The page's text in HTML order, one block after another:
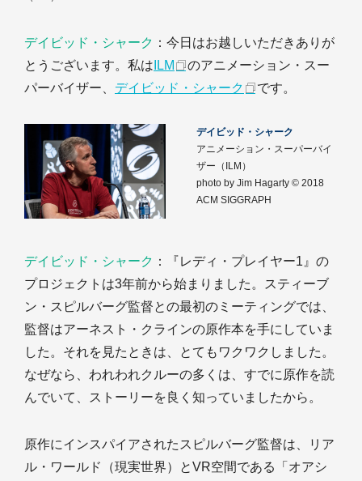
デイビッド・シャーク ：今日はお越しいただきありが
とうございます。私は ILM
のアニメーション・スー
パーバイザー、 デイビッド・シャーク です。
デイビッド・シャーク
アニメーション・スーパーバイ
ザー（ILM）
photo by Jim Hagarty © 2018
ACM SIGGRAPH
デイビッド・シャーク ：『レディ・プレイヤー1』の
プロジェクトは3年前から始まりました。スティーブ
ン・スピルバーグ監督との最初のミーティングでは、
監督はアーネスト・クラインの原作本を手にしていま
した。それを見たときは、とてもワクワクしました。
なぜなら、われわれクルーの多くは、すでに原作を読
んでいて、ストーリーを良く知っていましたから。
原作にインスパイアされたスピルバーグ監督は、リア
ル・ワールド（現実世界）とVR空間である「オアシ